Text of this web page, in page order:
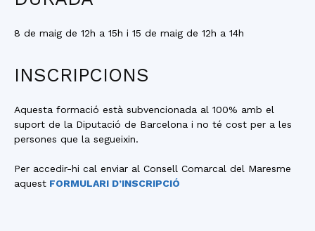
8 de maig de 12h a 15h i 15 de maig de 12h a 14h
INSCRIPCIONS
Aquesta formació està subvencionada al 100% amb el
suport de la Diputació de Barcelona i no té cost per a les
persones que la segueixin.
Per accedir-hi cal enviar al Consell Comarcal del Maresme
aquest FORMULARI D’INSCRIPCIÓ